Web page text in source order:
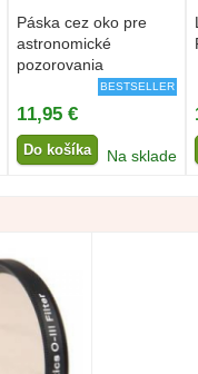
Páska cez oko pre
astronomické
pozorovania
BESTSELLER
11,95 €
Do košíka Na sklade